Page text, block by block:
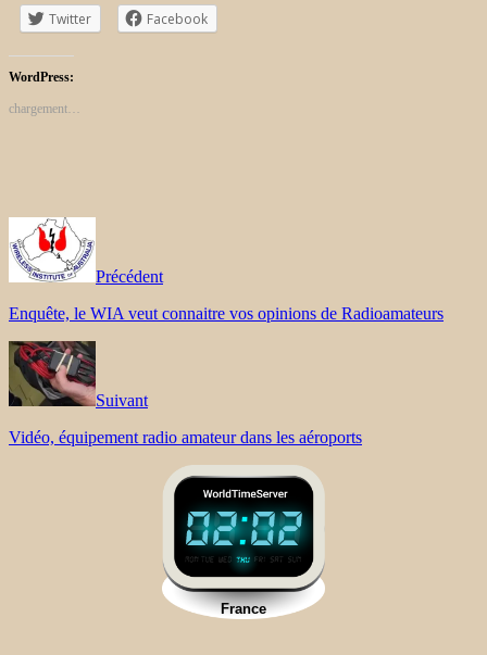
Twitter Facebook
WordPress:
chargement…
Précédent
Enquête, le WIA veut connaitre vos opinions de Radioamateurs
Suivant
Vidéo, équipement radio amateur dans les aéroports